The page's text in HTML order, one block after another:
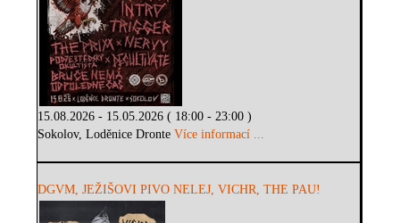
15.08.2026 - 15.05.2026 ( 18:00 - 23:00 )
Sokolov, Loděnice DronteVíce informací ...
DGVM, JEŽIŠOVI PIVO NELEJ, VICHR, THE PAU!